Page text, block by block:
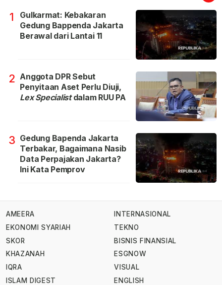
1
Gulkarmat: Kebakaran
Gedung Bappenda Jakarta
Berawal dari Lantai 11
2 Anggota DPR Sebut
Penyitaan Aset Perlu Diuji,
Lex Specialistdalam RUU PA
3 Gedung Bapenda Jakarta
Terbakar, Bagaimana Nasib
Data Perpajakan Jakarta?
Ini Kata Pemprov
AMEERA
EKONOMI SYARIAH
SKOR
KHAZANAH
IQRA
ISLAM DIGEST
INTERNASIONAL
TEKNO
BISNIS FINANSIAL
ESGNOW
VISUAL
ENGLISH